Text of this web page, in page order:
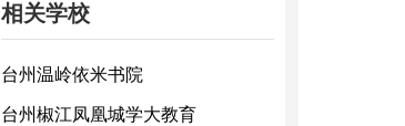
相关学校
台州温岭依米书院
台州椒江凤凰城学大教育